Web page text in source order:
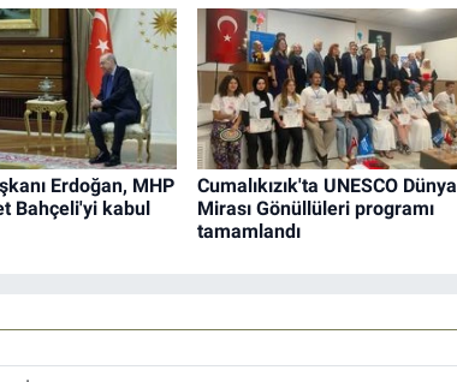
Erdoğan, MHP
Bahçeli'yi kabul
Cumalıkızık'ta UNESCO Dünya
Mirası Gönüllüleri programı
tamamlandı